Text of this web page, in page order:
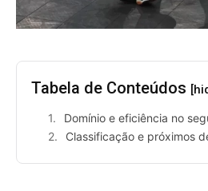
Tabela de Conteúdos
Domínio e eficiência no
Classificação e próximos